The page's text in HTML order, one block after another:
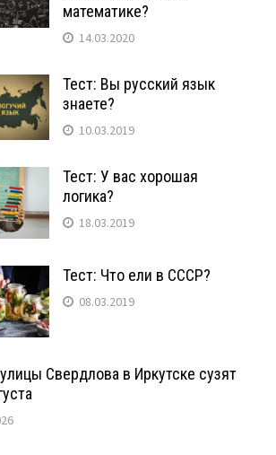
математике?
14.03.2020
Тест: Вы русский язык
знаете?
10.03.2019
Тест: У вас хорошая
логика?
18.03.2019
Тест: Что ели в СССР?
08.03.2019
Свердлова в Иркутске сузят